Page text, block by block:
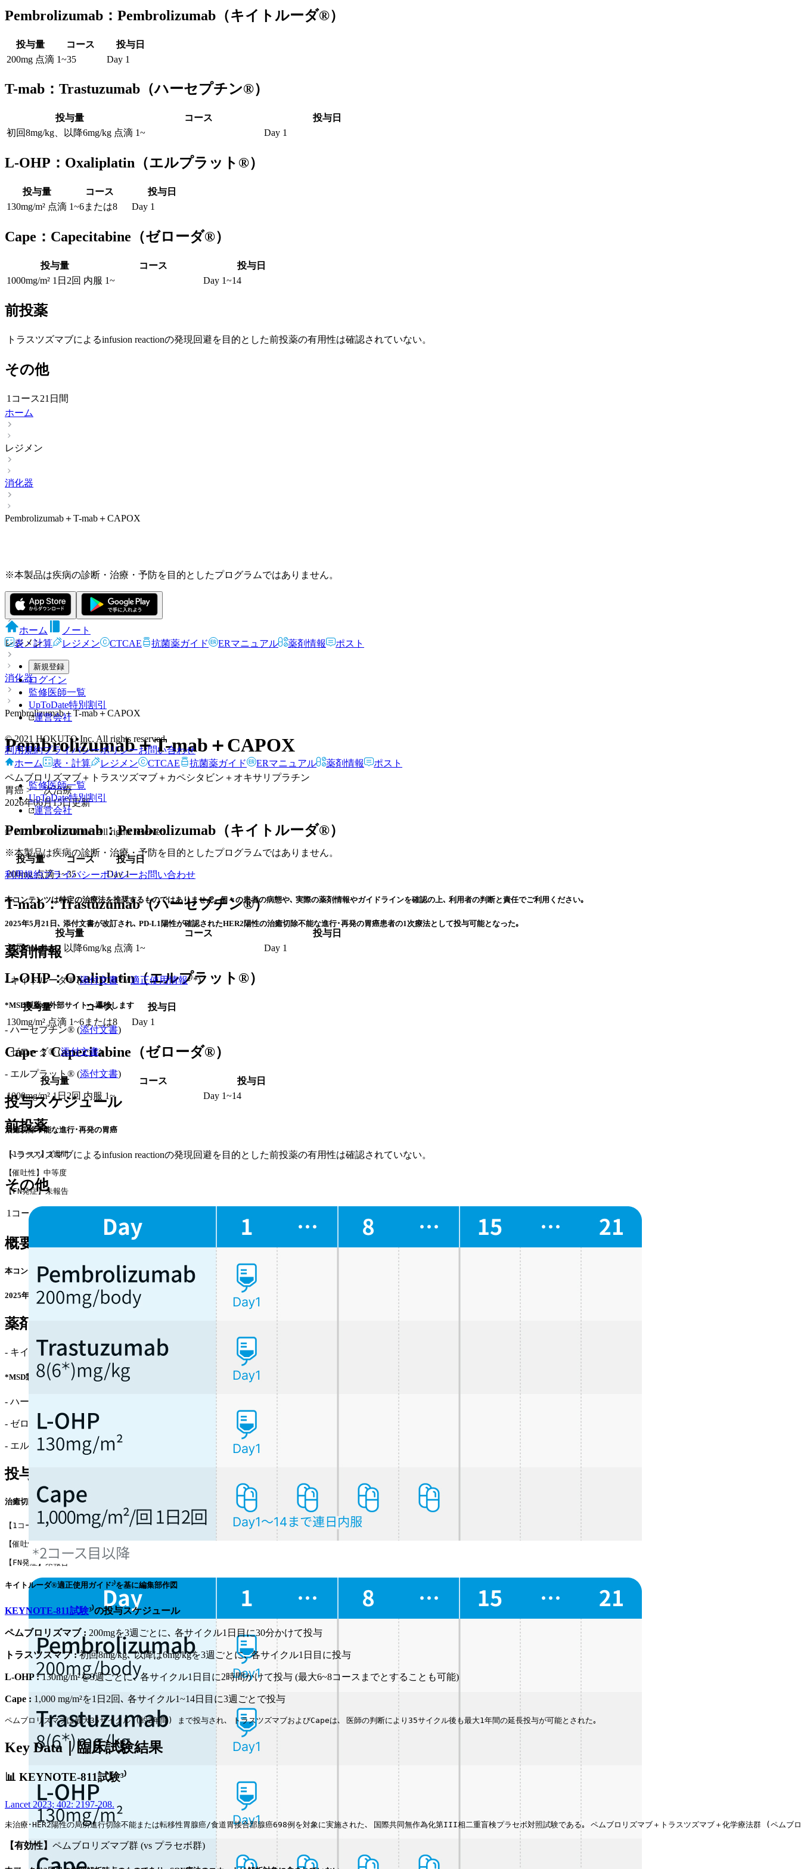
Pembrolizumab：Pembrolizumab（キイトルーダ®）
投与量 コース
投与日
200mg 点滴 1~35 Day 1
T-mab：Trastuzumab（ハーセプチン®）
投与量 コース
投与日
初回8mg/kg、以降6mg/kg 点滴 1~ Day 1
L-OHP：Oxaliplatin（エルプラット®）
投与量 コース
投与日
130mg/m² 点滴 1~6または8 Day 1
Cape：Capecitabine（ゼローダ®）
投与量 コース
投与日
1000mg/m² 1日2回 内服 1~ Day 1~14
前投薬
トラスツズマブによるinfusion reactionの発現回避を目的とした前投薬の有用性は確認されていない。
その他
1コース21日間
ホーム
レジメン
消化器
Pembrolizumab＋T-mab＋CAPOX
※本製品は疾病の診断・治療・予防を目的としたプログラムではありません。
ホーム
ノート
表・計算
レジメン CTCAE 抗菌薬ガイド ERマニュアル 薬剤情報 ポスト
新規登録
ログイン
監修医師一覧
UpToDate特別割引
運営会社
© 2021 HOKUTO Inc. All rights reserved.
利用規約プライバシーポリシーお問い合わせ
ホーム
表・計算 レジメン CTCAE 抗菌薬ガイド ERマニュアル 薬剤情報 ポスト
監修医師一覧
UpToDate特別割引
運営会社
© 2021 HOKUTO Inc. All rights reserved.
※本製品は疾病の診断・治療・予防を目的としたプログラムではありません。
利用規約プライバシーポリシーお問い合わせ
本コンテンツは特定の治療法を推奨するものではありません｡ 個々の患者の病態や､ 実際の薬剤情報やガイドラインを確認の上､ 利用者の判断と責任でご利用ください｡
2025年5月21日､ 添付文書が改訂され､ PD-L1陽性が確認されたHER2陽性の治癒切除不能な進行･再発の胃癌患者の1次療法として投与可能となった｡
薬剤情報
- キイトルーダ® (添付文書¹⁾ /適正使用情報²⁾*)
*MSD製薬の外部サイトへ遷移します
- ハーセプチン® (添付文書)
- ゼローダ® (添付文書)
- エルプラット® (添付文書)
投与スケジュール
治癒切除不能な進行･再発の胃癌
【1コース】3週間
【催吐性】中等度
【FN発症】未報告
キイトルーダ®適正使用ガイド²⁾を基に編集部作図
KEYNOTE-811試験³⁾の投与スケジュール
ペムブロリズマブ : 200mgを3週ごとに､ 各サイクル1日目に30分かけて投与
トラスツズマブ :初回8mg/kg､ 以降は6mg/kgを3週ごとに､ 各サイクル1日目に投与
L-OHP :130mg/m²を3週ごとに､ 各サイクル1日目に2時間かけて投与 (最大6~8コースまでとすることも可能)
Cape : 1,000 mg/m²を1日2回､ 各サイクル1~14日目に3週ごとで投与
ペムブロリズマブは最大35サイクル (約2年間) まで投与され､ トラスツズマブおよびCapeは､ 医師の判断により35サイクル後も最大1年間の延長投与が可能とされた｡
Key Data｜臨床試験結果
📊 KEYNOTE-811試験³⁾
Lancet 2023; 402: 2197-208.
未治療･HER2陽性の局所進行切除不能または転移性胃腺癌/食道胃接合部腺癌698例を対象に実施された､ 国際共同無作為化第III相二重盲検プラセボ対照試験である｡ ペムブロリズマブ＋トラスツズマブ＋化学療法群 (
【有効性】 ペムブロリズマブ群 (vs プラセボ群)
ホーム
レジメン
消化器
Pembrolizumab＋T-mab＋CAPOX
Pembrolizumab＋T-mab＋CAPOX
ペムブロリズマブ＋トラスツズマブ＋カペシタビン＋オキサリプラチン
胃癌 > 一次治療
2026年06月15日更新
Pembrolizumab：Pembrolizumab（キイトルーダ®）
投与量 コース
投与日
200mg 点滴 1~35 Day 1
T-mab：Trastuzumab（ハーセプチン®）
投与量 コース
投与日
初回8mg/kg、以降6mg/kg 点滴 1~ Day 1
L-OHP：Oxaliplatin（エルプラット®）
投与量 コース
投与日
130mg/m² 点滴 1~6または8 Day 1
Cape：Capecitabine（ゼローダ®）
投与量 コース
投与日
1000mg/m² 1日2回 内服 1~ Day 1~14
前投薬
トラスツズマブによるinfusion reactionの発現回避を目的とした前投薬の有用性は確認されていない。
その他
1コース21日間
概要
本コンテンツは特定の治療法を推奨するものではありません｡ 個々の患者の病態や､ 実際の薬剤情報やガイドラインを確認の上､ 利用者の判断と責任でご利用ください｡
2025年5月21日､ 添付文書が改訂され､ PD-L1陽性が確認されたHER2陽性の治癒切除不能な進行･再発の胃癌患者の1次療法として投与可能となった｡
薬剤情報
- キイトルーダ® (添付文書¹⁾ / 適正使用情報
*MSD製薬の外部サイトへ遷移します
- ハーセプチン® (
- ゼローダ® ( 添付文書
- エルプラット® (添付文書)
投与スケジュール
治癒切除不能な進行･再発の胃癌
【1コース】3週間
【催吐性】中等度
【FN発症】未報告